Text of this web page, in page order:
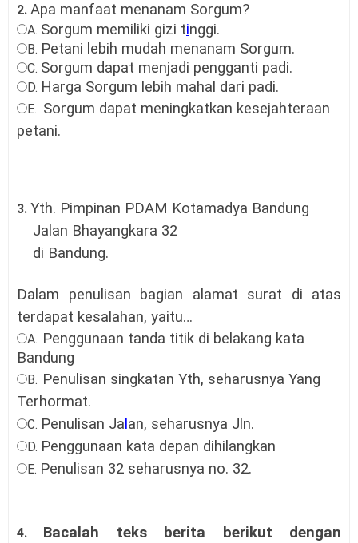
2. Apa manfaat menanam Sorgum?
A. Sorgum memiliki gizi tinggi.
B. Petani lebih mudah menanam Sorgum.
C. Sorgum dapat menjadi pengganti padi.
D. Harga Sorgum lebih mahal dari padi.
E. Sorgum dapat meningkatkan kesejahteraan
petani.
3. Yth. Pimpinan PDAM Kotamadya Bandung
Jalan Bhayangkara 32
di Bandung.
Dalam penulisan bagian alamat surat di atas
terdapat kesalahan, yaitu…
A. Penggunaan tanda titik di belakang kata
Bandung
B. Penulisan singkatan Yth, seharusnya Yang
Terhormat.
C. Penulisan Ja an, seharusnya Jln.
D. Penggunaan kata depan dihilangkan
E. Penulisan 32 seharusnya no. 32.
4. Bacalah teks berita berikut dengan